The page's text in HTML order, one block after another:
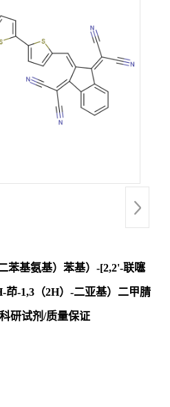
苯基氨基）苯基）-[2,2'-联噻
茚-1,3（2H）-二亚基）二甲腈
研试剂/质量保证